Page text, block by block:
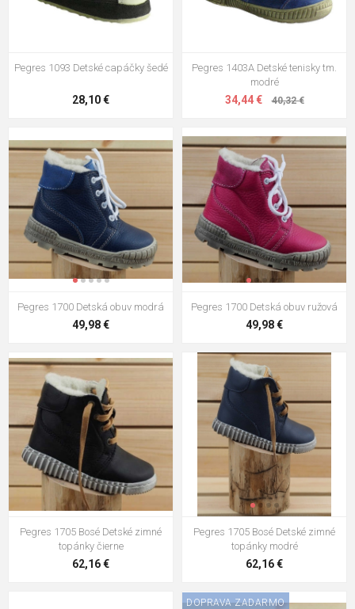
Pegres 1093 Detské capáčky šedé
28,10 €
Pegres 1403A Detské tenisky tm.
modré
34,44 € 40,32 €
Pegres 1700 Detská obuv modrá
49,98 €
Pegres 1700 Detská obuv ružová
49,98 €
Pegres 1705 Bosé Detské zimné
topánky čierne
62,16 €
Pegres 1705 Bosé Detské zimné
topánky modré
62,16 €
DOPRAVA ZADARMO